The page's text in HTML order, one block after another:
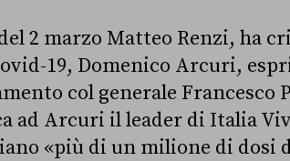
2 marzo Matteo Renzi, ha
19, Domenico Arcuri,
col generale Francesco
ad Arcuri il leader di Italia
«più di un milione di dosi